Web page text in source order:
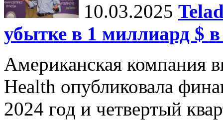
10.03.2025
убытке в 1 миллиард $ в
Американская компания
Health опубликовала
2024 год и четвертый